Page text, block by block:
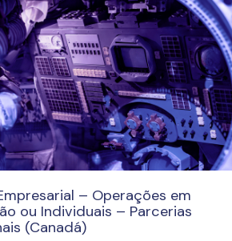
– Operações em
ou Individuais – Parcerias
(Canadá)